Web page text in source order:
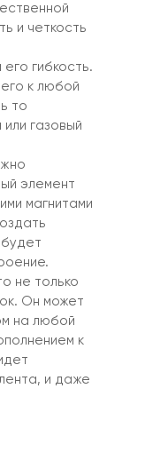
и четкость
гибкость.
к любой
то
газовый
элемент
магнитами
не только
Он может
на любой
к
и даже